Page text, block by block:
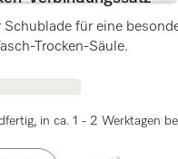
für eine
Trocken-Säule.
in ca. 1 - 2 Werktagen